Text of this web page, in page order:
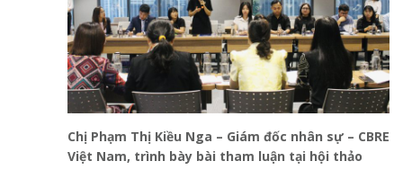
Chị Phạm Thị Kiều Nga – Giám đốc nhân sự – CBRE
Việt Nam, trình bày bài tham luận tại hội thảo